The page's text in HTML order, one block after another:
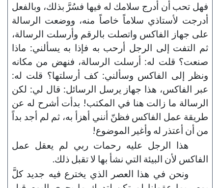
فهل تحب أن أدرج سلامك له فيها فسُرَّ بذلك، وبالفعل
أدرجت لأستاذي سلاماً خاصاً منه، ووضعت الرسالة
على جهاز الفاكس واتصلت بالرقم وأرسلت الرسالة،
ثم التفت إلى الرجل أرحب به فإذا به يسألني: ماذا
صنعت؟ قلت له: أرسلت الرسالة، فنهض من مكانه
ونظر إلى الفاكس وسألني: كف أرسلتها؟ قلت له:
عبر الفاكس، هذا جهاز يرسل الرسائل: قال لي: لكن
الرسالة ما زالت هنا في المكتب! بدأت أشرح له عن
طريقة عمل الفاكس فظنّ أنني أهزأ به، ثم لم أجد بداً
من أن أعتذر له وأغير الموضوع!
هذا الرجل عليه رحمات ربي لم يعقل عمل
الفاكس لأن البيئة التي نشأ بها لا تقبل ذلك.
ونحن في هذا العصر الذي يخترع فيه جديد كلَّ